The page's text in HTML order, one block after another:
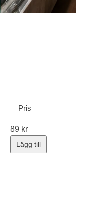
Pris
89 kr
Lägg till